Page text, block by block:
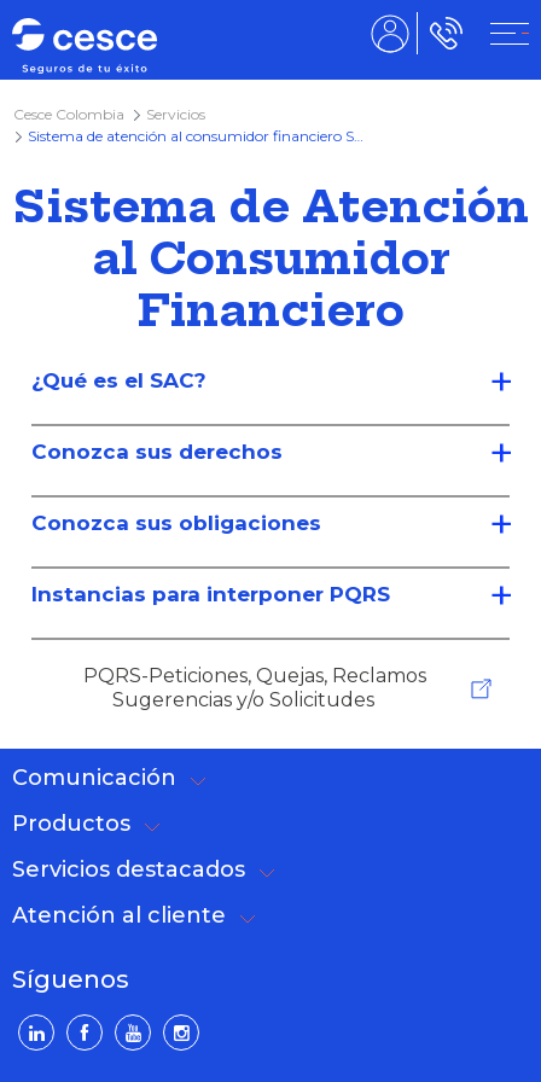
Cesce Colombia
Servicios
Sistema de atención al consumidor financiero SAC
Sistema de Atención
al Consumidor
Financiero
¿Qué es el SAC?
Conozca sus derechos
Conozca sus obligaciones
Instancias para interponer PQRS
PQRS-Peticiones, Quejas, Reclamos
Sugerencias y/o Solicitudes
Comunicación
Productos
Servicios destacados
Atención al cliente
Síguenos